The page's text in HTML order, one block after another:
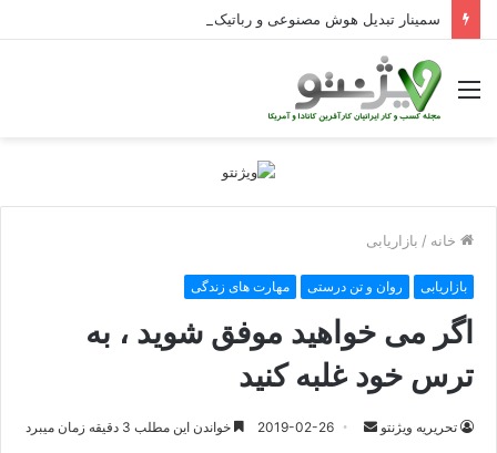
منو
خانه / بازاریابی
بازاریابی روان و تن درستی مهارت های زندگی
اگر می خواهید موفق شوید ، به
ترس خود غلبه کنید
تحریریه ویژنتو
ارسال2019-02-26 خواندن این مطلب 3 دقیقه زمان میبرد